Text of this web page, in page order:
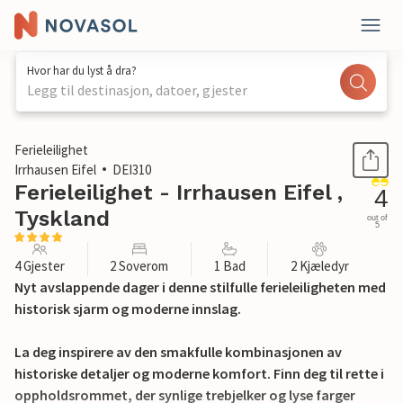
Hvor har du lyst å dra?
Legg til destinasjon, datoer, gjester
1 / 47
Ferieleilighet
Irrhausen Eifel
DEI310
Ferieleilighet - Irrhausen Eifel ,
Tyskland
4
out of
5
4 Gjester 2 Soverom 1 Bad 2 Kjæledyr
Nyt avslappende dager i denne stilfulle ferieleiligheten med
historisk sjarm og moderne innslag.
La deg inspirere av den smakfulle kombinasjonen av
historiske detaljer og moderne komfort. Finn deg til rette i
oppholdsrommet, der synlige trebjelker og lyse farger